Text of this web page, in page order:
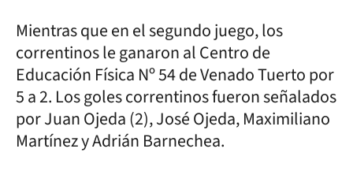
Mientras que en el segundo juego, los
correntinos le ganaron al Centro de
Educación Física Nº 54 de Venado Tuerto por
5 a 2. Los goles correntinos fueron señalados
por Juan Ojeda (2), José Ojeda, Maximiliano
Martínez y Adrián Barnechea.